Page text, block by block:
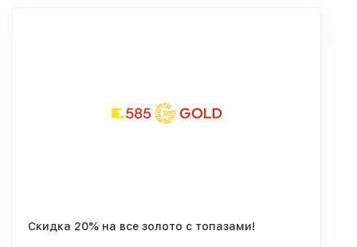
Скидка 20% на все золото с топазами!